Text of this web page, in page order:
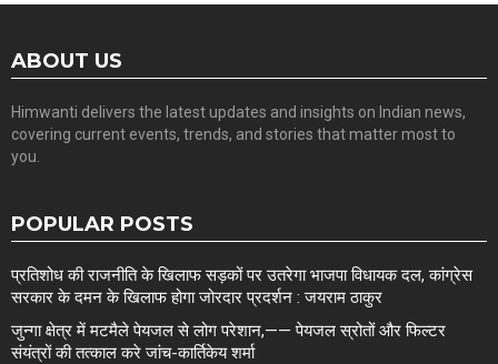
ABOUT US
Himwanti delivers the latest updates and insights on Indian news,
covering current events, trends, and stories that matter most to
you.
POPULAR POSTS
प्रतिशोध की राजनीति के खिलाफ सड़कों पर उतरेगा भाजपा विधायक दल, कांग्रेस
सरकार के दमन के खिलाफ होगा जोरदार प्रदर्शन : जयराम ठाकुर
जुन्गा क्षेत्र में मटमैले पेयजल से लोग परेशान,—— पेयजल स्रोतों और फिल्टर
संयंत्रों की तत्काल करे जांच-कार्तिकेय शर्मा